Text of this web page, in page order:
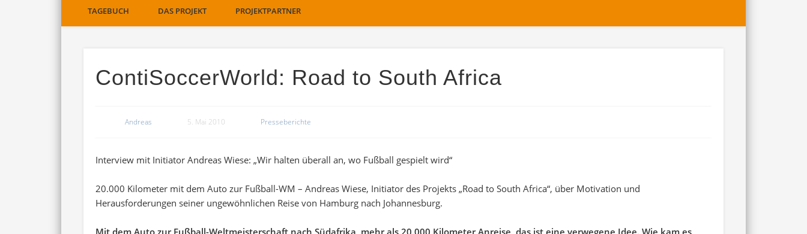
TAGEBUCH DAS PROJEKT PROJEKTPARTNER
ContiSoccerWorld: Road to South Africa
Andreas 5. Mai 2010 Presseberichte
Interview mit Initiator Andreas Wiese: „Wir halten überall an, wo Fußball gespielt wird“
20.000 Kilometer mit dem Auto zur Fußball-WM – Andreas Wiese, Initiator des Projekts „Road to South Africa“, über Motivation und
Herausforderungen seiner ungewöhnlichen Reise von Hamburg nach Johannesburg.
Mit dem Auto zur Fußball-Weltmeisterschaft nach Südafrika, mehr als 20.000 Kilometer Anreise, das ist eine verwegene Idee. Wie kam es